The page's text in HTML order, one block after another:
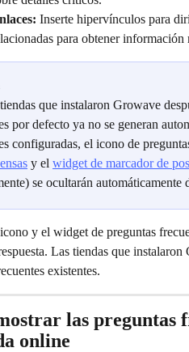
Inserte hipervínculos para
para obtener información
que instalaron Growave
por defecto ya no se generan
configuradas, el icono de
y el widget de marcador de
se ocultarán automáticamente
y el widget de preguntas
Las tiendas que
existentes.
las preguntas
online